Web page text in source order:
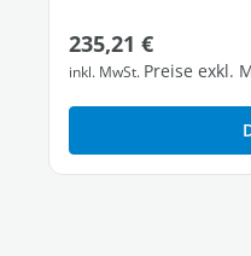
Regulärer Preis:
235,21 €
inkl. MwSt. Preise exkl.